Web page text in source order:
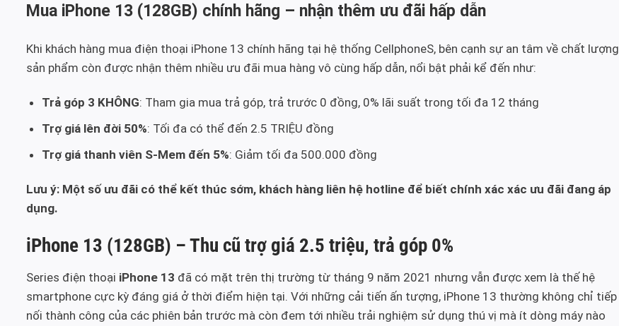
Mua iPhone 13 (128GB) chính hãng – nhận thêm ưu đãi hấp dẫn
Khi khách hàng mua điện thoại iPhone 13 chính hãng tại hệ thống CellphoneS, bên cạnh sự an tâm về chất lượng
sản phẩm còn được nhận thêm nhiều ưu đãi mua hàng vô cùng hấp dẫn, nổi bật phải kể đến như:
Trả góp 3 KHÔNG: Tham gia mua trả góp, trả trước 0 đồng, 0% lãi suất trong tối đa 12 tháng
Trợ giá lên đời 50%: Tối đa có thể đến 2.5 TRIỆU đồng
Trợ giá thanh viên S-Mem đến 5%: Giảm tối đa 500.000 đồng
Lưu ý: Một số ưu đãi có thể kết thúc sớm, khách hàng liên hệ hotline để biết chính xác xác ưu đãi đang áp
dụng.
iPhone 13 (128GB) – Thu cũ trợ giá 2.5 triệu, trả góp 0%
Series điện thoại iPhone 13 đã có mặt trên thị trường từ tháng 9 năm 2021 nhưng vẫn được xem là thế hệ
smartphone cực kỳ đáng giá ở thời điểm hiện tại. Với những cải tiến ấn tượng, iPhone 13 thường không chỉ tiếp
nối thành công của các phiên bản trước mà còn đem tới nhiều trải nghiệm sử dụng thú vị mà ít dòng máy nào